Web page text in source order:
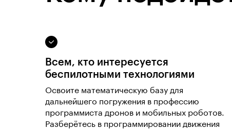
Всем, кто интересуется
беспилотными технологиями
Освоите математическую базу для
дальнейшего погружения в профессию
программиста дронов и мобильных роботов.
Разберётесь в программировании движения